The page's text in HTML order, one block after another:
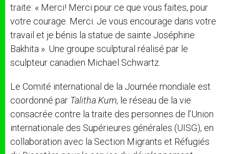
traite: « Merci! Merci pour ce que vous faites, pour
votre courage. Merci. Je vous encourage dans votre
travail et je bénis la statue de sainte Joséphine
Bakhita ». Une groupe sculptural réalisé par le
sculpteur canadien Michael Schwartz.
Le Comité international de la Journée mondiale est
coordonné par Talitha Kum, le réseau de la vie
consacrée contre la traite des personnes de l’Union
internationale des Supérieures générales (UISG), en
collaboration avec la Section Migrants et Réfugiés